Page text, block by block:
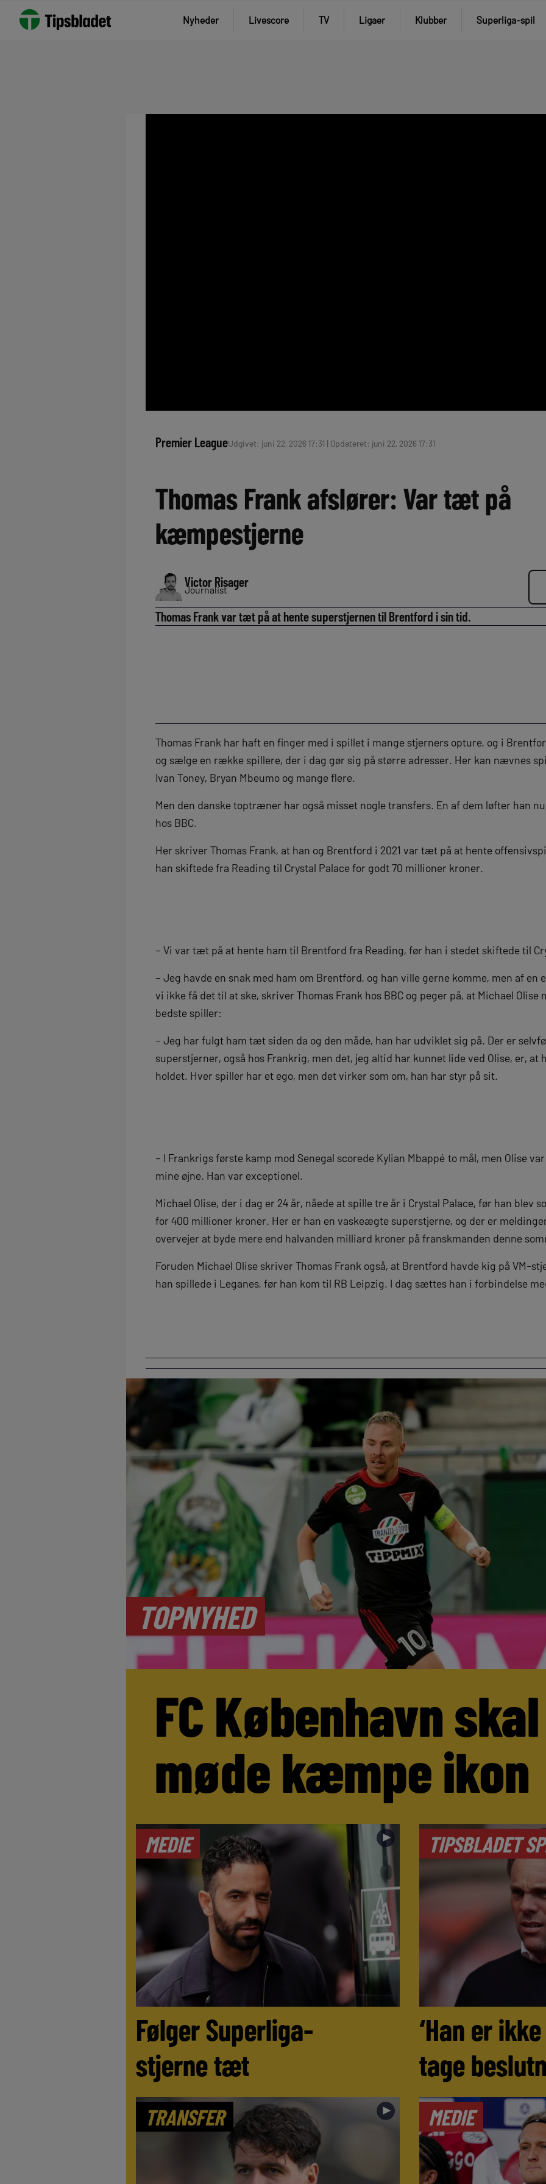
Nyheder Livescore TV Ligaer Klubber Superliga-spil
Premier LeagueUdgivet: juni 22, 2026 17:31 | Opdateret: juni 22, 2026 17:31
Thomas Frank afslører: Var tæt på
kæmpestjerne
Victor Risager
Journalist
Thomas Frank var tæt på at hente superstjernen til Brentford i sin tid.
Thomas Frank har haft en finger med i spillet i mange stjerners opture, og i
og sælge en række spillere, der i dag gør sig på større adresser. Her kan nævnes
Ivan Toney, Bryan Mbeumo og mange flere.
Men den danske toptræner har også misset nogle transfers. En af dem løfter han
hos BBC.
Her skriver Thomas Frank, at han og Brentford i 2021 var tæt på at hente
han skiftede fra Reading til Crystal Palace for godt 70 millioner kroner.
– Vi var tæt på at hente ham til Brentford fra Reading, før han i stedet skiftede til
– Jeg havde en snak med ham om Brentford, og han ville gerne komme, men af ​​en
vi ikke få det til at ske, skriver Thomas Frank hos BBC og peger på, at Michael Olise
bedste spiller:
– Jeg har fulgt ham tæt siden da og den måde, han har udviklet sig på. Der er
superstjerner, også hos Frankrig, men det, jeg altid har kunnet lide ved Olise, er, at
holdet. Hver spiller har et ego, men det virker som om, han har styr på sit.
– I Frankrigs første kamp mod Senegal scorede Kylian Mbappé to mål, men Olise
mine øjne. Han var exceptionel.
Michael Olise, der i dag er 24 år, nåede at spille tre år i Crystal Palace, før han blev
for 400 millioner kroner. Her er han en vaskeægte superstjerne, og der er
overvejer at byde mere end halvanden milliard kroner på franskmanden denne
Foruden Michael Olise skriver Thomas Frank også, at Brentford havde kig på VM-
han spillede i Leganes, før han kom til RB Leipzig. I dag sættes han i forbindelse
TOPNYHED
FC København skal
møde kæmpe ikon
MEDIE ►
Følger Superliga-
stjerne tæt
TIPSBLADET
‘Han er
tage
TRANSFER ► MEDIE